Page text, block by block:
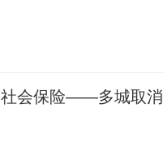
社会保险——多城取消